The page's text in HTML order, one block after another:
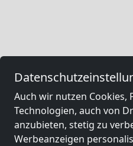
Auch wir nutzen Cookies,
Technologien, auch von
anzubieten, stetig zu
Werbeanzeigen